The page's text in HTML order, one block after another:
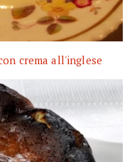
crema all'inglese